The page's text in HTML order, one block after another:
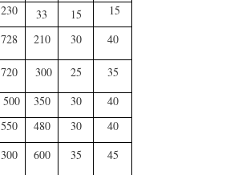
230 33 15
15
728 210 30
40
720 300 25 35
500 350 30
40
550 480 30
40
300 600 35 45